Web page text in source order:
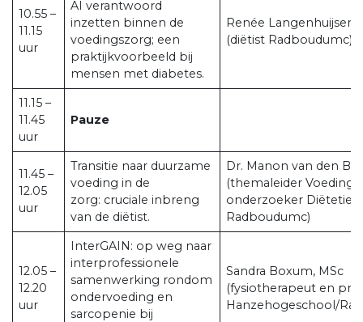
10.55 –
11.15
uur
AI verantwoord
inzetten binnen de
voedingszorg; een
praktijkvoorbeeld bij
mensen met diabetes.
Renée Langenhuijsen
(diëtist Radboudumc)
11.15 –
11.45
uur
Pauze
11.45 –
12.05
uur
Transitie naar duurzame
voeding in de
zorg: cruciale inbreng
van de diëtist.
Dr. Manon van den
(themaleider Voeding
onderzoeker Diëtetiek
Radboudumc)
12.05 –
12.20
uur
InterGAIN: op weg naar
interprofessionele
samenwerking rondom
ondervoeding en
sarcopenie bij
Sandra Boxum, MSc
(fysiotherapeut en
Hanzehogeschool/